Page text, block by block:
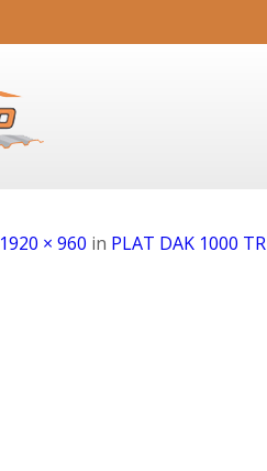
1920 × 960 in PLAT DAK 1000 TR